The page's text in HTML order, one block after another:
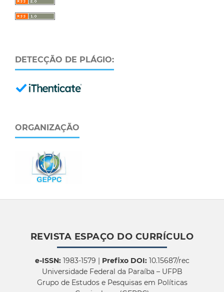
DETECÇÃO DE PLÁGIO:
ORGANIZAÇÃO
REVISTA ESPAÇO DO CURRÍCULO
e-ISSN:1983-1579 | Prefixo DOI:10.15687/rec
Universidade Federal da Paraíba – UFPB
Grupo de Estudos e Pesquisas em Políticas